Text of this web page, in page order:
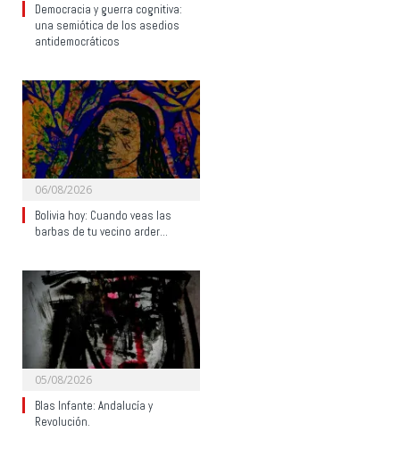
Democracia y guerra cognitiva:
una semiótica de los asedios
antidemocráticos
06/08/2026
Bolivia hoy: Cuando veas las
barbas de tu vecino arder…
05/08/2026
Blas Infante: Andalucía y
Revolución.